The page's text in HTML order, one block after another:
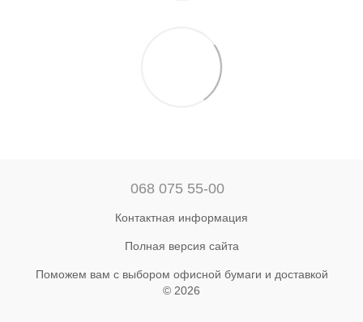
068 075 55-00
Контактная информация
Полная версия сайта
Поможем вам с выбором офисной бумаги и доставкой
© 2026